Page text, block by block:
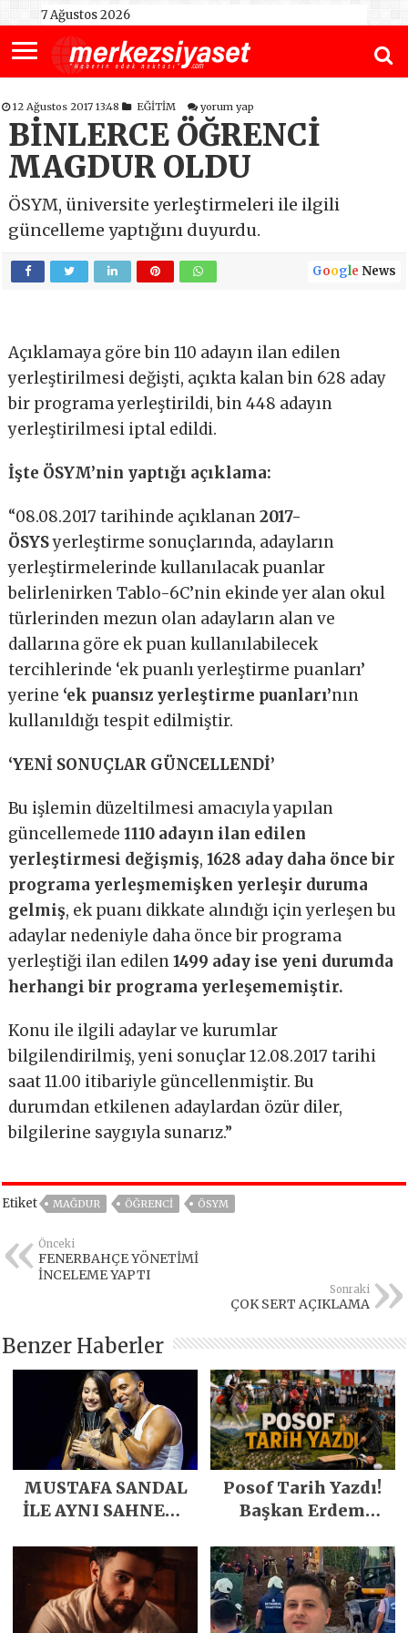
7 Ağustos 2026
12 Ağustos 2017 13:48 EĞİTİM yorum yap
BİNLERCE ÖĞRENCİ
MAGDUR OLDU
ÖSYM, üniversite yerleştirmeleri ile ilgili
güncelleme yaptığını duyurdu.
Google News
Açıklamaya göre bin 110 adayın ilan edilen
yerleştirilmesi değişti, açıkta kalan bin 628 aday
bir programa yerleştirildi, bin 448 adayın
yerleştirilmesi iptal edildi.
İşte ÖSYM’nin yaptığı açıklama:
“08.08.2017 tarihinde açıklanan2017-
ÖSYSyerleştirme sonuçlarında, adayların
yerleştirmelerinde kullanılacak puanlar
belirlenirken Tablo-6C’nin ekinde yer alan okul
türlerinden mezun olan adayların alan ve
dallarına göre ek puan kullanılabilecek
tercihlerinde ‘ek puanlı yerleştirme puanları’
yerine ‘ek puansız yerleştirme puanları’nın
kullanıldığı tespit edilmiştir.
‘YENİ SONUÇLAR GÜNCELLENDİ’
Bu işlemin düzeltilmesi amacıyla yapılan
güncellemede 1110 adayın ilan edilen
yerleştirmesi değişmiş,1628 aday daha önce bir
programa yerleşmemişken yerleşir duruma
gelmiş, ek puanı dikkate alındığı için yerleşen bu
adaylar nedeniyle daha önce bir programa
yerleştiği ilan edilen1499 aday ise yeni durumda
herhangi bir programa yerleşememiştir.
Konu ile ilgili adaylar ve kurumlar
bilgilendirilmiş, yeni sonuçlar 12.08.2017 tarihi
saat 11.00 itibariyle güncellenmiştir. Bu
durumdan etkilenen adaylardan özür diler,
bilgilerine saygıyla sunarız.”
Etiket MAĞDUR ÖĞRENCI ÖSYM
Önceki
FENERBAHÇE YÖNETİMİ
İNCELEME YAPTI
Sonraki
ÇOK SERT AÇIKLAMA
Benzer Haberler
MUSTAFA SANDAL
İLE AYNI SAHNEDE
Posof Tarih Yazdı!
Başkan Erdem
Emeğiyle Son
Yılların En Büyük
Festivali
Gerçekleşti